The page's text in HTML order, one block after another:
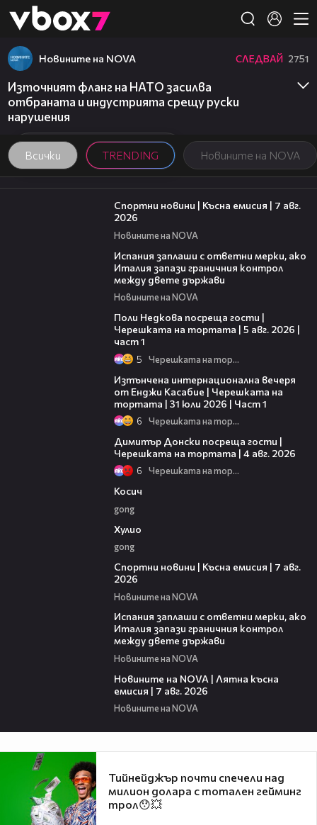
👾
Всички TRENDING Новините на NOVA
Новините на NOVA СЛЕДВАЙ 2751
Източният фланг на НАТО засилва
отбраната и индустрията срещу руски
нарушения
03:46
Спортни новини | Късна емисия | 7 авг.
2026
Новините на NOVA
Испания заплаши с ответни мерки, ако
Италия запази граничния контрол
между двете държави
Новините на NOVA
Поли Недкова посреща гости |
Черешката на тортата | 5 авг. 2026 |
част 1
5 Черешката на тортата
Изтънчена интернационална вечеря
от Енджи Касабие | Черешката на
тортата | 31 юли 2026 | Част 1
6 Черешката на тортата
Димитър Донски посреща гости |
Черешката на тортата | 4 авг. 2026
6 Черешката на тортата
Косич
gong
Хулио
gong
Спортни новини | Късна емисия | 7 авг.
2026
Новините на NOVA
Испания заплаши с ответни мерки, ако
Италия запази граничния контрол
между двете държави
Новините на NOVA
Новините на NOVA | Лятна късна
емисия | 7 авг. 2026
Новините на NOVA
Тийнейджър почти спечели над
милион долара с тотален гейминг
трол😯💥